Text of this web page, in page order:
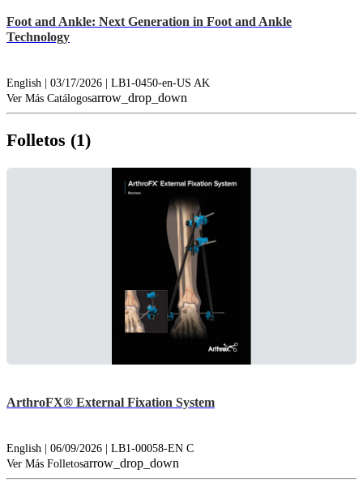
Foot and Ankle: Next Generation in Foot and Ankle
Technology
English | 03/17/2026 | LB1-0450-en-US AK
Ver Más Catálogosarrow_drop_down
Folletos (1)
ArthroFX® External Fixation System
English | 06/09/2026 | LB1-00058-EN C
Ver Más Folletosarrow_drop_down